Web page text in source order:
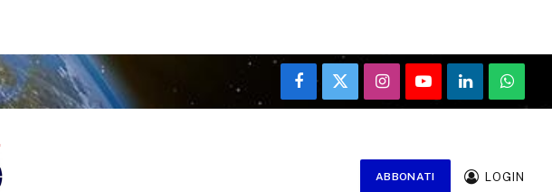
Facebook
X
(Twitter)
InstagramYouTubeLinkedIn
ABBONATI LOGIN